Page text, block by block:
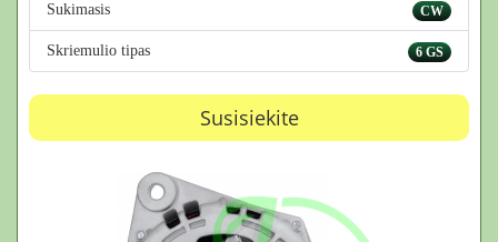
CW
Sukimasis
6 GS
Skriemulio tipas
Susisiekite